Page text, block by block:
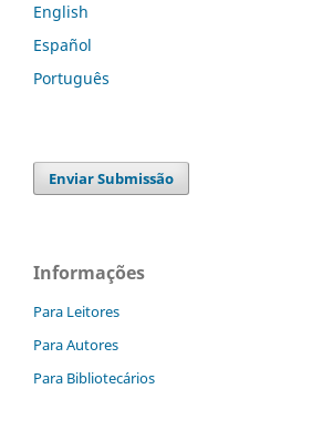
English
Español
Português
Enviar Submissão
Informações
Para Leitores
Para Autores
Para Bibliotecários